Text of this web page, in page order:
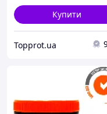
Купити
Topprot.ua